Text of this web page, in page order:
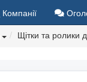
Компанії
Щітки та ролики